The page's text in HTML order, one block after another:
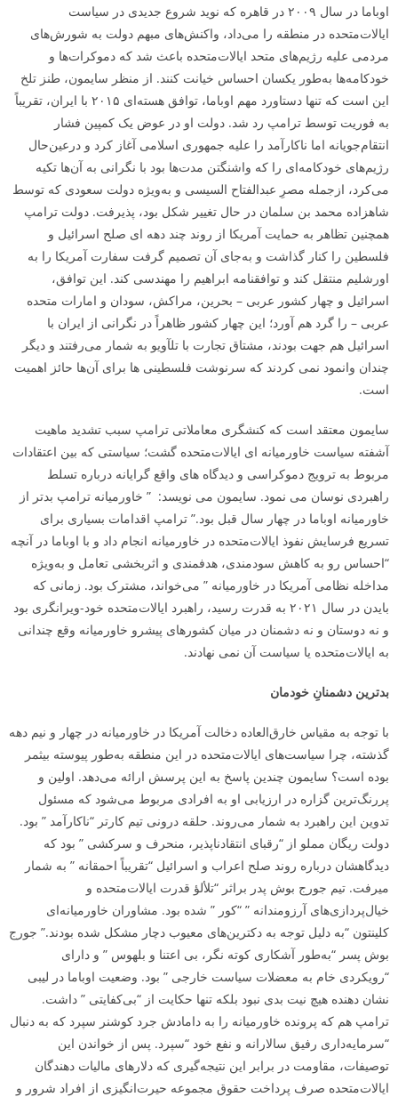
اوباما در سال ۲۰۰۹ در قاهره که نوید شروع جدیدی در سیاست
ایالات‌متحده در منطقه را می‌داد، واکنش‌های مبهم دولت به شورش‌های
مردمی علیه رژیم‌های متحد ایالات‌متحده باعث شد که دموکرات‌ها و
خودکامه‌ها به‌طور یکسان احساس خیانت کنند. از منظر سایمون، طنز تلخ
این است که تنها دستاورد مهم اوباما، توافق هسته‌ای ۲۰۱۵ با ایران، تقریباً
به‌ فوریت توسط ترامپ رد شد. دولت او در عوض یک کمپین فشار
انتقام‌جویانه اما ناکارآمد را علیه جمهوری اسلامی آغاز کرد و درعین‌حال
رژیم‌های خودکامه‌ای را که واشنگتن مدت‌ها بود با نگرانی به آن‌ها تکیه
می‌کرد، ازجمله مصرِ عبدالفتاح السیسی و به‌ویژه دولت سعودی که توسط
شاهزاده محمد بن سلمان در حال تغییر شکل بود، پذیرفت. دولت ترامپ
همچنین تظاهر به حمایت آمریکا از روند چند دهه­ ای صلح اسرائیل و
فلسطین را کنار گذاشت و به‌جای آن تصمیم گرفت سفارت آمریکا را به
اورشلیم منتقل کند و توافقنامه ابراهیم را مهندسی کند. این توافق،
اسرائیل و چهار کشور عربی – بحرین، مراکش، سودان و امارات متحده
عربی – را گرد هم آورد؛ این چهار کشور ظاهراً در نگرانی از ایران با
اسرائیل هم­ جهت بودند، مشتاق تجارت با تل­آویو به شمار می‌رفتند و دیگر
چندان وانمود نمی ­کردند که سرنوشت فلسطینی­ ها برای آن‌ها حائز اهمیت
است.
سایمون معتقد است که کنشگری معاملاتی ترامپ سبب تشدید ماهیت
آشفته سیاست خاورمیانه­ ای ایالات‌متحده گشت؛ سیاستی که بین اعتقادات
مربوط به ترویج دموکراسی و دیدگاه ­های واقع­ گرایانه درباره تسلط
راهبردی نوسان می ­نمود. سایمون می­ نویسد: ” خاورمیانه ترامپ بدتر از
خاورمیانه اوباما در چهار سال قبل بود.” ترامپ اقدامات بسیاری برای
تسریع فرسایش نفوذ ایالات‌متحده در خاورمیانه انجام داد و با اوباما در آنچه
“احساس رو به کاهش سودمندی، هدفمندی و اثربخشی تعامل و به‌ویژه
مداخله نظامی آمریکا در خاورمیانه ” می‌خواند، مشترک بود. زمانی که
بایدن در سال ۲۰۲۱ به قدرت رسید، راهبرد ایالات‌متحده خود-ویرانگری بود
و نه دوستان و نه دشمنان در میان کشورهای پیشرو خاورمیانه وقع چندانی
به ایالات‌متحده یا سیاست آن نمی­ نهادند.
بدترین دشمنانِ خودمان
با توجه به مقیاس خارق‌العاده دخالت آمریکا در خاورمیانه در چهار و نیم دهه
گذشته، چرا سیاست‌های ایالات‌متحده در این منطقه به‌طور پیوسته بی­ثمر
بوده است؟ سایمون چندین پاسخ به این پرسش ارائه می‌دهد. اولین و
پررنگ‌ترین گزاره در ارزیابی او به افرادی مربوط می‌شود که مسئول
تدوین این راهبرد به شمار می‌روند. حلقه درونی تیم کارتر “ناکارآمد ” بود.
دولت ریگان مملو از “رقبای انتقادناپذیر، منحرف و سرکشی ” بود که
دیدگاهشان درباره روند صلح اعراب و اسرائیل “تقریباً احمقانه ” به شمار
می­رفت. تیم جورج بوش پدر براثر “تلألؤ قدرت ایالات‌متحده و
خیال‌پردازی‌های آرزومندانه ” “کور ” شده بود. مشاوران خاورمیانه‌ای
کلینتون “به دلیل توجه به دکترین‌های معیوب دچار مشکل شده بودند.” جورج
بوش پسر “به‌طور آشکاری کوته نگر، بی ­اعتنا و بلهوس ” و دارای
“رویکردی خام به معضلات سیاست خارجی ” بود. وضعیت اوباما در لیبی
نشان دهنده هیچ نیت بدی نبود بلکه تنها حکایت از “بی‌کفایتی ” داشت.
ترامپ هم که پرونده خاورمیانه را به دامادش جرد کوشنر سپرد که به دنبال
“سرمایه‌داری رفیق­ سالارانه و نفع خود “سپرد. پس از خواندن این
توصیفات، مقاومت در برابر این نتیجه‌گیری که دلارهای مالیات­ دهندگان
ایالات‌متحده صرف پرداخت حقوق مجموعه حیرت‌انگیزی از افراد شرور و